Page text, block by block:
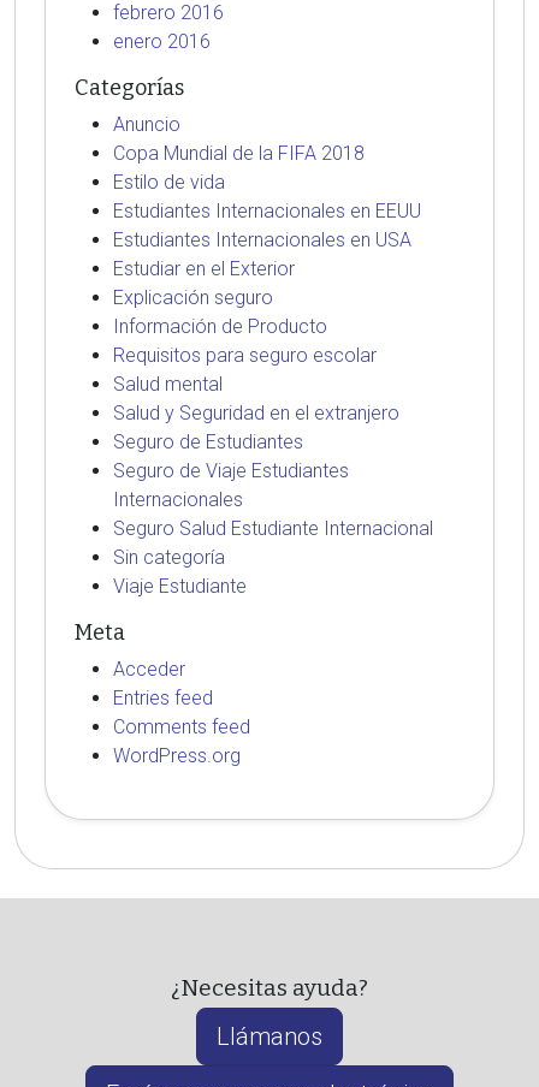
febrero 2016
enero 2016
Categorías
Anuncio
Copa Mundial de la FIFA 2018
Estilo de vida
Estudiantes Internacionales en EEUU
Estudiantes Internacionales en USA
Estudiar en el Exterior
Explicación seguro
Información de Producto
Requisitos para seguro escolar
Salud mental
Salud y Seguridad en el extranjero
Seguro de Estudiantes
Seguro de Viaje Estudiantes
Internacionales
Seguro Salud Estudiante Internacional
Sin categoría
Viaje Estudiante
Meta
Acceder
Entries feed
Comments feed
WordPress.org
¿Necesitas ayuda?
Llámanos